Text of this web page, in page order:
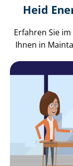
Heid
Erfahren Sie
Ihnen in